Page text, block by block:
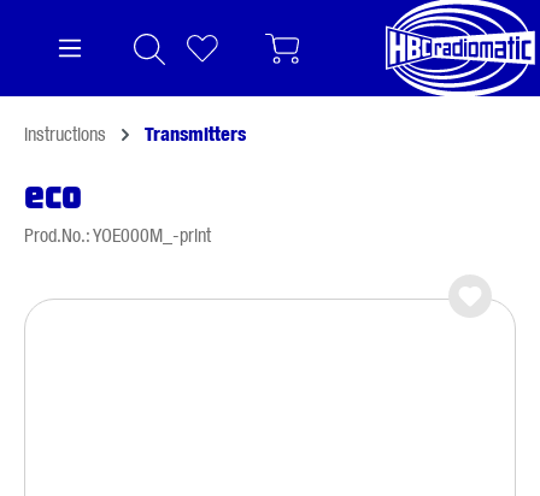
Instructions Transmitters
eco
Prod.No.: YOE000M_-print
Skip image gallery